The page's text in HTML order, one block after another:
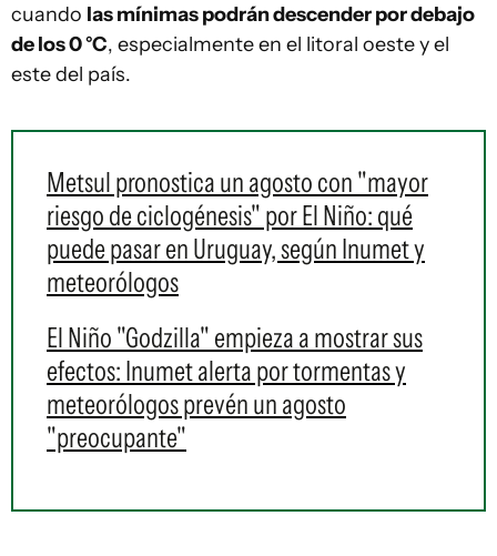
cuando las mínimas podrán descender por debajo
de los 0 °C, especialmente en el litoral oeste y el
este del país.
Metsul pronostica un agosto con "mayor
riesgo de ciclogénesis" por El Niño: qué
puede pasar en Uruguay, según Inumet y
meteorólogos
El Niño "Godzilla" empieza a mostrar sus
efectos: Inumet alerta por tormentas y
meteorólogos prevén un agosto
"preocupante"